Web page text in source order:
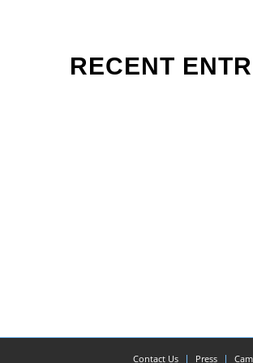
RECENT
Contact Us Press